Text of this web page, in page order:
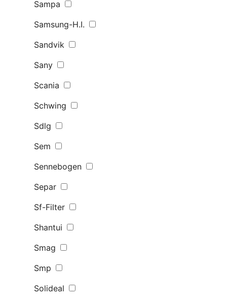
Sampa
Samsung-H.I.
Sandvik
Sany
Scania
Schwing
Sdlg
Sem
Sennebogen
Separ
Sf-Filter
Shantui
Smag
Smp
Solideal